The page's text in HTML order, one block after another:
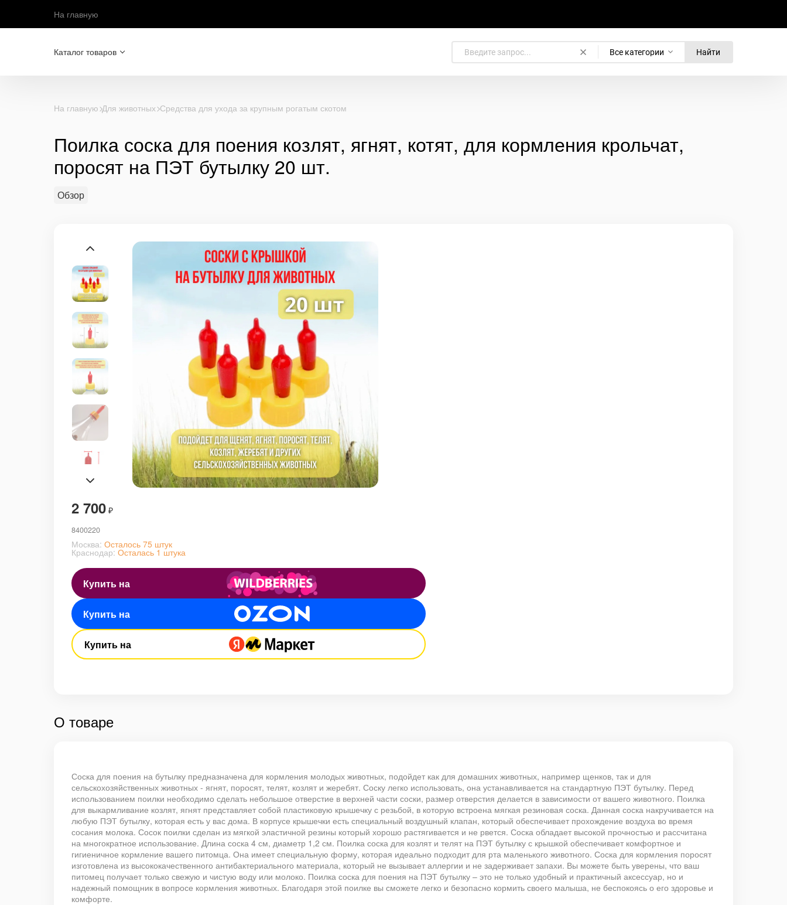
На главную
Каталог товаров Все категории Найти
На главную Для животных Средства для ухода за крупным рогатым скотом
Поилка соска для поения козлят, ягнят, котят, для кормления крольчат,
поросят на ПЭТ бутылку 20 шт.
Обзор
2 700 ₽
8400220
Москва: Осталось 75 штук
Краснодар: Осталась 1 штука
Купить на
Купить на
Купить на
О товаре
Соска для поения на бутылку предназначена для кормления молодых животных, подойдет как для домашних животных, например щенков, так и для
сельскохозяйственных животных - ягнят, поросят, телят, козлят и жеребят. Соску легко использовать, она устанавливается на стандартную ПЭТ бутылку. Перед
использованием поилки необходимо сделать небольшое отверстие в верхней части соски, размер отверстия делается в зависимости от вашего животного. Поилка
для выкармливание козлят, ягнят представляет собой пластиковую крышечку с резьбой, в которую встроена мягкая резиновая соска. Данная соска накручивается на
любую ПЭТ бутылку, которая есть у вас дома. В корпусе крышечки есть специальный воздушный клапан, который обеспечивает прохождение воздуха во время
сосания молока. Сосок поилки сделан из мягкой эластичной резины который хорошо растягивается и не рвется. Соска обладает высокой прочностью и рассчитана
на многократное использование. Длина соска 4 см, диаметр 1,2 см. Поилка соска для козлят и телят на ПЭТ бутылку с крышкой обеспечивает комфортное и
гигиеничное кормление вашего питомца. Она имеет специальную форму, которая идеально подходит для рта маленького животного. Соска для кормления поросят
изготовлена из высококачественного антибактериального материала, который не вызывает аллергии и не задерживает запахи. Вы можете быть уверены, что ваш
питомец получает только свежую и чистую воду или молоко. Поилка соска для поения на ПЭТ бутылку – это не только удобный и практичный аксессуар, но и
надежный помощник в вопросе кормления животных. Благодаря этой поилке вы сможете легко и безопасно кормить своего малыша, не беспокоясь о его здоровье и
комфорте.